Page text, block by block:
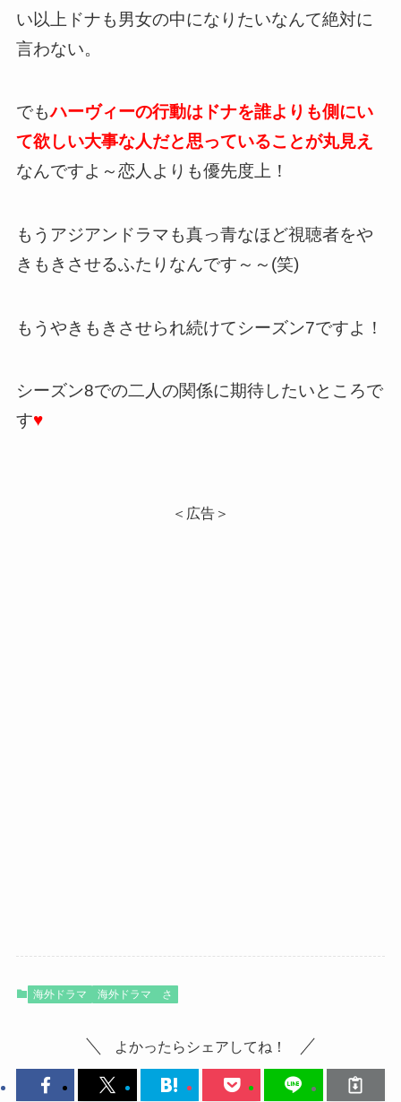
い以上ドナも男女の中になりたいなんて絶対に
言わない。
でもハーヴィーの行動はドナを誰よりも側にい
て欲しい大事な人だと思っていることが丸見え
なんですよ～恋人よりも優先度上！
もうアジアンドラマも真っ青なほど視聴者をや
きもきさせるふたりなんです～～(笑)
もうやきもきさせられ続けてシーズン7ですよ！
シーズン8での二人の関係に期待したいところで
す♥
＜広告＞
海外ドラマ 海外ドラマ さ
よかったらシェアしてね！